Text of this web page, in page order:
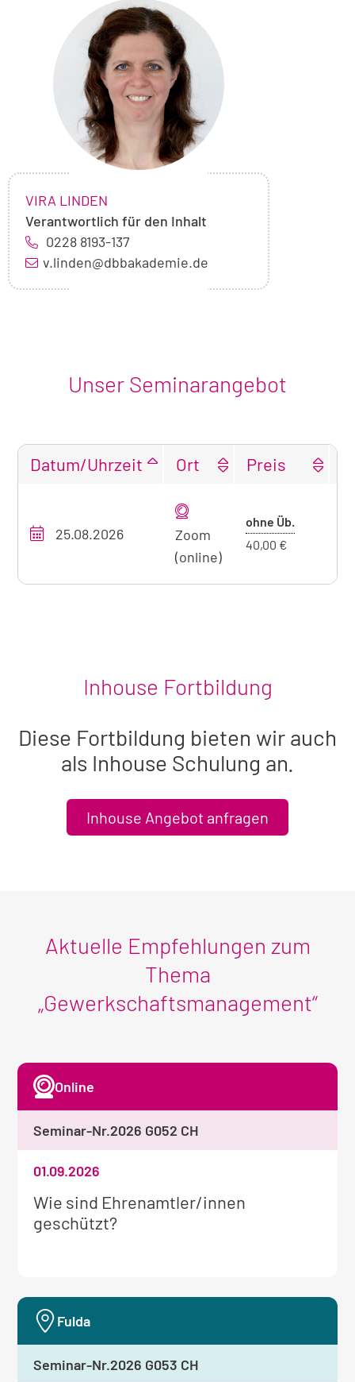
Foto
von
Vira
Linden
NAME:
VIRA LINDEN
Verantwortlich für den Inhalt
0228 8193-137
v.linden@dbbakademie.de
Unser Seminarangebot
unseres
zum
Datum/Uhrzeit Ort Preis
25.08.2026
Zoom
(online)
ohne Üb.
40,00 €
Inhouse Fortbildung
Diese Fortbildung bieten wir auch
als Inhouse Schulung an.
Inhouse Angebot anfragen
Aktuelle Empfehlungen zum
Thema
„Gewerkschaftsmanagement“
Weitere
Informationen
Wie sind Ehrenamtler/innen
geschützt?
01.09.2026
Online
Seminar-Nr.2026 G052 CH
Fulda
Seminar-Nr.2026 G053 CH